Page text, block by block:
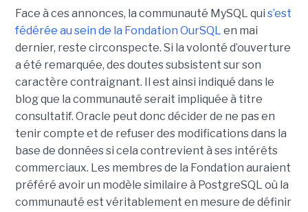
Face à ces annonces, la communauté MySQL qui s’est
fédérée au sein de la Fondation OurSQL en mai
dernier, reste circonspecte. Si la volonté d’ouverture
a été remarquée, des doutes subsistent sur son
caractère contraignant. Il est ainsi indiqué dans le
blog que la communauté serait impliquée à titre
consultatif. Oracle peut donc décider de ne pas en
tenir compte et de refuser des modifications dans la
base de données si cela contrevient à ses intérêts
commerciaux. Les membres de la Fondation auraient
préféré avoir un modèle similaire à PostgreSQL où la
communauté est véritablement en mesure de définir